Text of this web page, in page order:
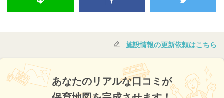
施設情報の更新依頼はこちら
あなたのリアルな口コミが